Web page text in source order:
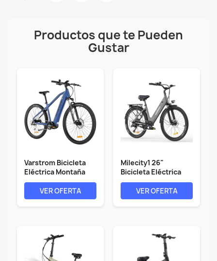
Productos que te Pueden
Gustar
Varstrom Bicicleta
Eléctrica Montaña
Adultos -...
VER OFERTA
Milecity1 26"
Bicicleta Eléctrica
para Adultos,...
VER OFERTA